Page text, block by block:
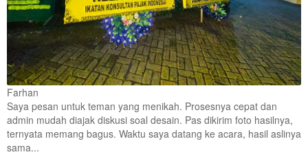
Farhan
Saya pesan untuk teman yang menikah. Prosesnya cepat dan
admin mudah diajak diskusi soal desain. Pas dikirim foto hasilnya,
ternyata memang bagus. Waktu saya datang ke acara, hasil aslinya
sama...